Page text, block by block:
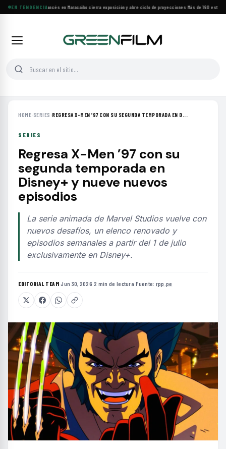
EN TENDENCIA
Festival de Cine Francés en Maracaibo cierra exposición y abre ciclo de proyecciones·Más de 160
HOME› SERIES ›REGRESA X-MEN ’97 CON SU SEGUNDA TEMPORADA EN D...
SERIES
Regresa X-Men ’97 con su
segunda temporada en
Disney+ y nueve nuevos
episodios
La serie animada de Marvel Studios vuelve con
nuevos desafíos, un elenco renovado y
episodios semanales a partir del 1 de julio
exclusivamente en Disney+.
EDITORIAL TEAM·Jun 30, 2026·2 min de lectura·Fuente: rpp.pe